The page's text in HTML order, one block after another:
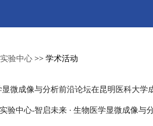
验中心 >> 学术活动
显微成像与分析前沿论坛在昆明医科大学
验中心-智启未来 · 生物医学显微成像与